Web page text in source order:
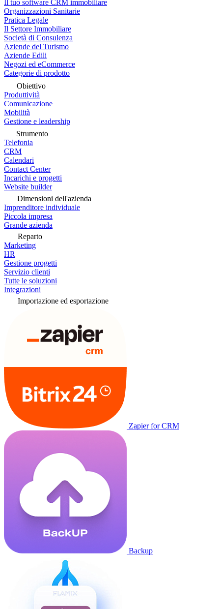
Il tuo software CRM immobiliare
Organizzazioni Sanitarie
Pratica Legale
Il Settore Immobiliare
Società di Consulenza
Aziende del Turismo
Aziende Edili
Negozi ed eCommerce
Categorie di prodotto
Obiettivo
Produttività
Comunicazione
Mobilità
Gestione e leadership
Strumento
Telefonia
CRM
Calendari
Contact Center
Incarichi e progetti
Website builder
Dimensioni dell'azienda
Imprenditore individuale
Piccola impresa
Grande azienda
Reparto
Marketing
HR
Gestione progetti
Servizio clienti
Tutte le soluzioni
Integrazioni
Importazione ed esportazione
Zapier for CRM
Backup